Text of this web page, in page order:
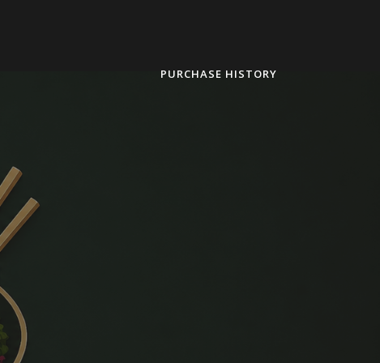
PURCHASE HISTORY